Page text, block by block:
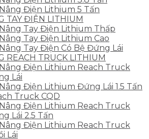
Điện Lithium 5 Tấn
TAY ĐIỆN LITHIUM
Tay Điện Lithium Thấp
Tay Điện Lithium Cao
Tay Điện Có Bệ Đứng Lái
REACH TRUCK LITHIUM
Điện Lithium Reach Truck
Lái
Điện Lithium Đứng Lái 1.5 Tấn
Truck CQD
Điện Lithium Reach Truck
Lái 2.5 Tấn
Điện Lithium Reach Truck
Lái